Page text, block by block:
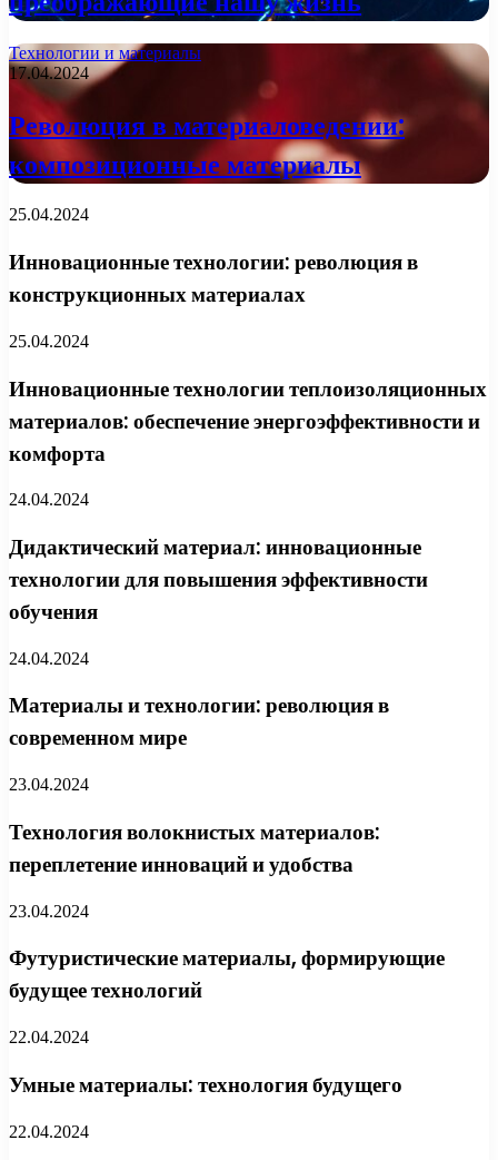
Технологии и материалы
17.04.2024
Революция в материаловедении:
композиционные материалы
25.04.2024
Инновационные технологии: революция в
конструкционных материалах
25.04.2024
Инновационные технологии теплоизоляционных
материалов: обеспечение энергоэффективности и
комфорта
24.04.2024
Дидактический материал: инновационные
технологии для повышения эффективности
обучения
24.04.2024
Материалы и технологии: революция в
современном мире
23.04.2024
Технология волокнистых материалов:
переплетение инноваций и удобства
23.04.2024
Футуристические материалы, формирующие
будущее технологий
22.04.2024
Умные материалы: технология будущего
22.04.2024